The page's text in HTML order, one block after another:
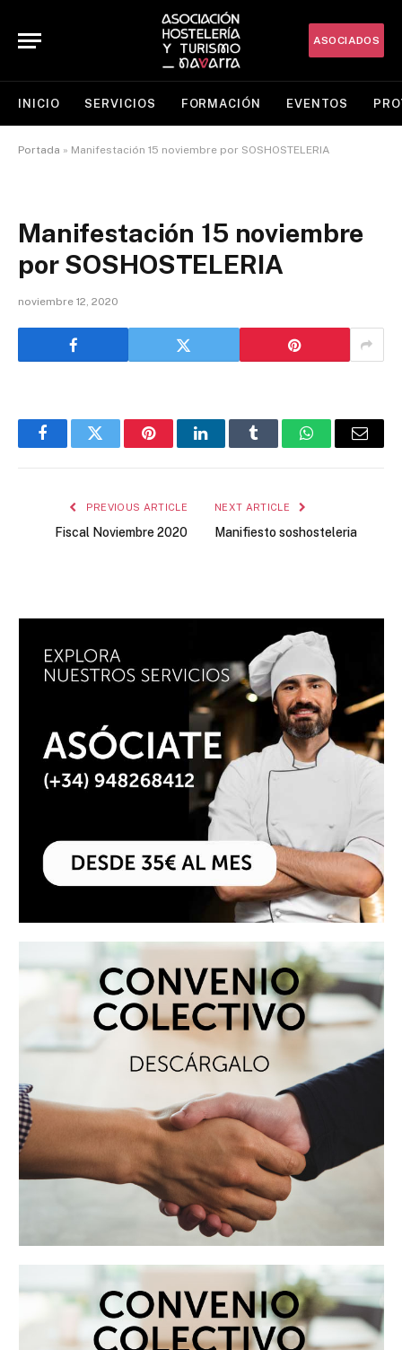
ASOCIADOS
INICIO SERVICIOS FORMACIÓN EVENTOS
Portada » Manifestación 15 noviembre por SOSHOSTELERIA
Manifestación 15 noviembre
por SOSHOSTELERIA
noviembre 12, 2020
FacebookTwitter PinterestLinkedInTumblr WhatsAppEmail
PREVIOUS ARTICLE
Fiscal Noviembre 2020
NEXT ARTICLE
Manifiesto soshosteleria